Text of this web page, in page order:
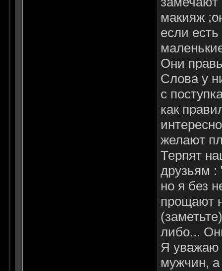
макияж
если
Они
Слова у
с
как
желают
Терпят
друзьям :
но я без
прощают
либо...
Я уважаю
мужчин, а